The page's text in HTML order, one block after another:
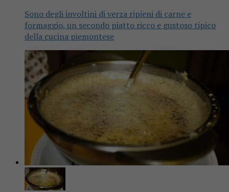
Sono degli involtini di verza ripieni di carne e
formaggio, un secondo piatto ricco e gustoso tipico
della cucina piemontese